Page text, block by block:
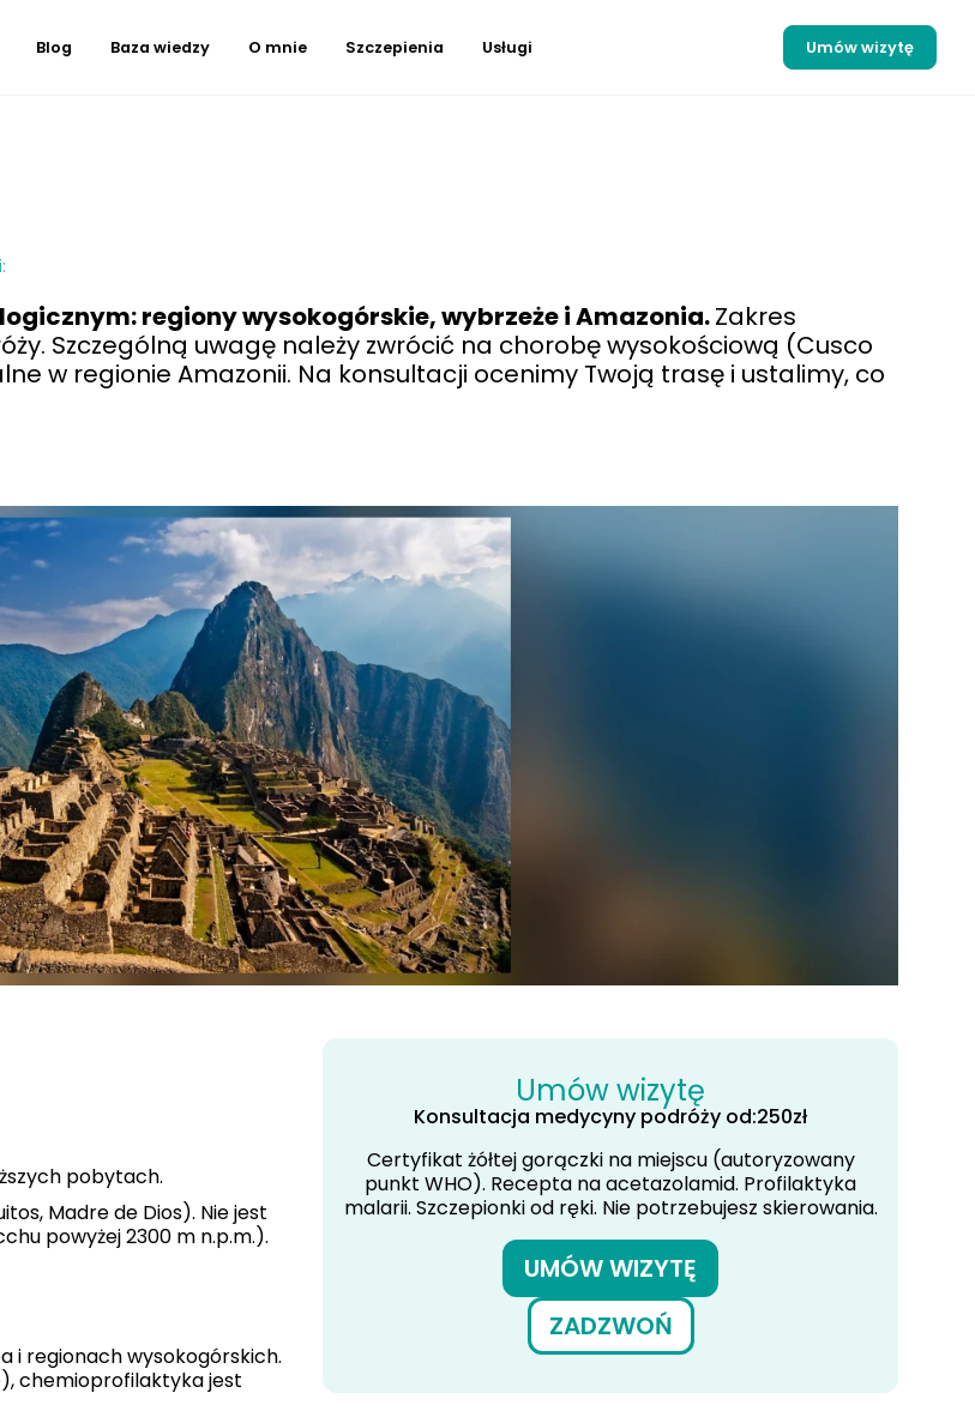
Blog Baza wiedzy O mnie Szczepienia Usługi Umów wizytę
regiony wysokogórskie, wybrzeże i Amazonia.Zakres
Szczególną uwagę należy zwrócić na chorobę wysokościową (Cusco
w regionie Amazonii. Na konsultacji ocenimy Twoją trasę i ustalimy, co
pobytach.
Madre de Dios). Nie jest
powyżej 2300 m n.p.m.).
i regionach wysokogórskich.
chemioprofilaktyka jest
Umów wizytę
Konsultacja medycyny podróży od:250zł
Certyfikat żółtej gorączki na miejscu (autoryzowany
punkt WHO). Recepta na acetazolamid. Profilaktyka
malarii. Szczepionki od ręki. Nie potrzebujesz skierowania.
UMÓW WIZYTĘ
ZADZWOŃ